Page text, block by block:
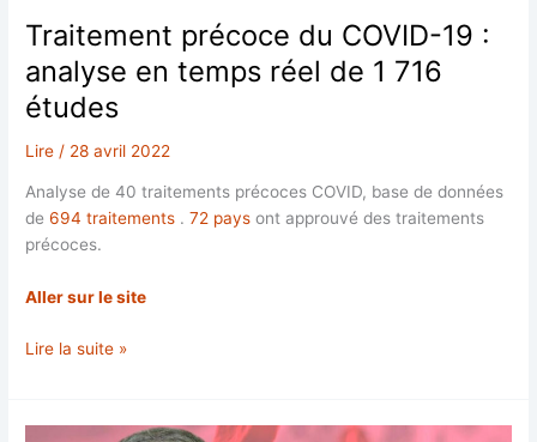
Traitement précoce du COVID-19 :
analyse en temps réel de 1 716
études
Lire / 28 avril 2022
Analyse de 40 traitements précoces COVID, base de données
de694 traitements .72 pays ont approuvé des traitements
précoces.
Aller sur le site
Traitement
COVID-
Lire la suite »